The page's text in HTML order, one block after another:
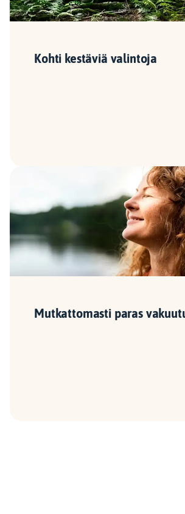
Kohti kestäviä valintoja
Mutkattomasti paras